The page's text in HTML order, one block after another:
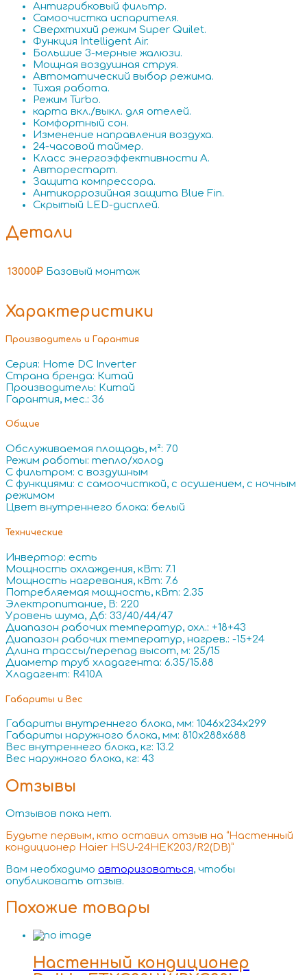
Антигрибковый фильтр.
Самоочистка испарителя.
Сверхтихий режим Super Quilet.
Функция Intelligent Air.
Большие 3-мерные жалюзи.
Мощная воздушная струя.
Автоматический выбор режима.
Тихая работа.
Режим Turbo.
карта вкл./выкл. для отелей.
Комфортный сон.
Изменение направления воздуха.
24-часовой таймер.
Класс энергоэффективности А.
Авторестарт.
Защита компрессора.
Антикоррозийная защита Blue Fin.
Скрытый LED-дисплей.
Детали
13000₽ Базовый монтаж
Характеристики
Производитель и Гарантия
Серия: Home DC Inverter
Страна бренда: Китай
Производитель: Китай
Гарантия, мес.: 36
Общие
Обслуживаемая площадь, м²: 70
Режим работы: тепло/холод
С фильтром: с воздушным
С функциями: с самоочисткой, с осушением, с ночным
режимом
Цвет внутреннего блока: белый
Технические
Инвертор: есть
Мощность охлаждения, кВт: 7.1
Мощность нагревания, кВт: 7.6
Потребляемая мощность, кВт: 2.35
Электропитание, В: 220
Уровень шума, Дб: 33/40/44/47
Диапазон рабочих температур, охл.: +18+43
Диапазон рабочих температур, нагрев.: -15+24
Длина трассы/перепад высот, м: 25/15
Диаметр труб хладагента: 6.35/15.88
Хладагент: R410A
Габариты и Вес
Габариты внутреннего блока, мм: 1046x234x299
Габариты наружного блока, мм: 810x288x688
Вес внутреннего блока, кг: 13.2
Вес наружного блока, кг: 43
Отзывы
Отзывов пока нет.
Будьте первым, кто оставил отзыв на “Настенный
кондиционер Haier HSU-24HEK203/R2(DB)”
Вам необходимо авторизоваться, чтобы
опубликовать отзыв.
Похожие товары
Настенный кондиционер